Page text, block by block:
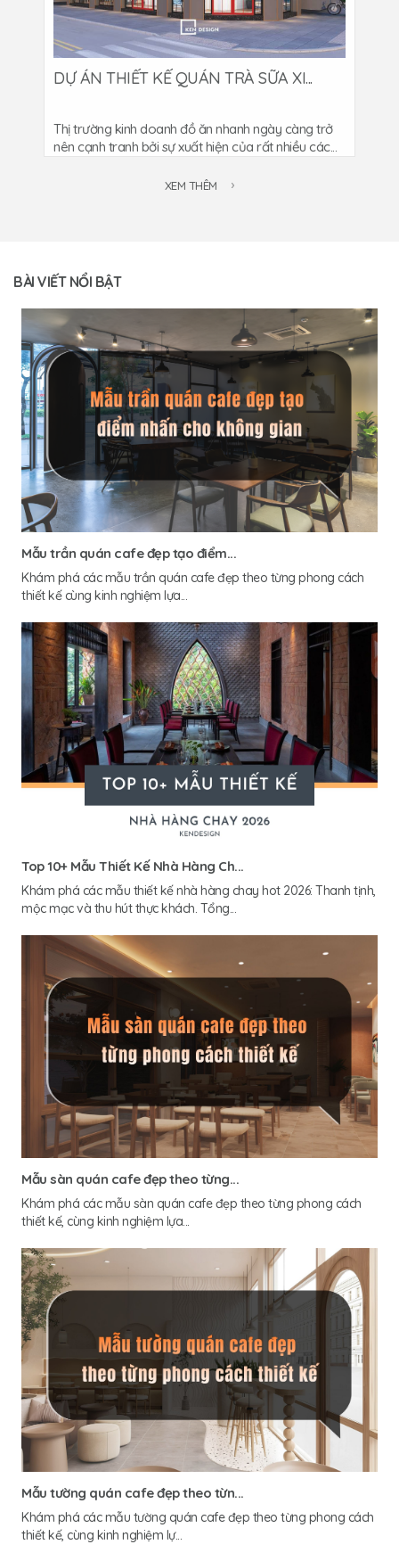
DỰ ÁN THIẾT KẾ QUÁN TRÀ SỮA XI...
Thị trường kinh doanh đồ ăn nhanh ngày càng trở
nên cạnh tranh bởi sự xuất hiện của rất nhiều các...
XEM THÊM
BÀI VIẾT NỔI BẬT
Mẫu trần quán cafe đẹp tạo điểm...
Khám phá các mẫu trần quán cafe đẹp theo từng phong cách
thiết kế cùng kinh nghiệm lựa...
Top 10+ Mẫu Thiết Kế Nhà Hàng Ch...
Khám phá các mẫu thiết kế nhà hàng chay hot 2026: Thanh tịnh,
mộc mạc và thu hút thực khách. Tổng...
Mẫu sàn quán cafe đẹp theo từng...
Khám phá các mẫu sàn quán cafe đẹp theo từng phong cách
thiết kế, cùng kinh nghiệm lựa...
Mẫu tường quán cafe đẹp theo từn...
Khám phá các mẫu tường quán cafe đẹp theo từng phong cách
thiết kế, cùng kinh nghiệm lự...